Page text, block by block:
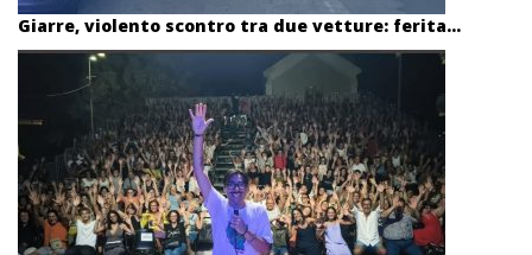
Giarre, violento scontro tra due vetture: ferita...